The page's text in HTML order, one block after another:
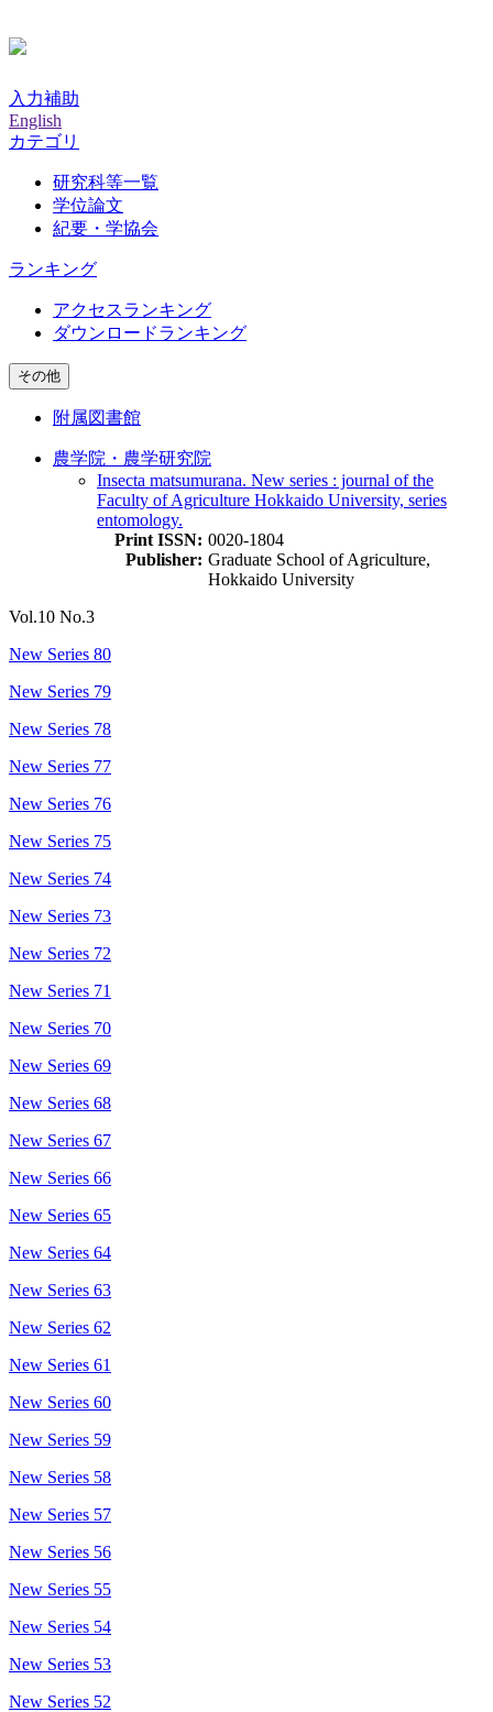
入力補助
English
カテゴリ
研究科等一覧
学位論文
紀要・学協会
ランキング
アクセスランキング
ダウンロードランキング
その他
附属図書館
農学院・農学研究院
Insecta matsumurana. New series : journal of the
Faculty of Agriculture Hokkaido University, series
entomology.
Print ISSN: 0020-1804
Publisher: Graduate School of Agriculture,
Hokkaido University
Vol.10 No.3
New Series 80
New Series 79
New Series 78
New Series 77
New Series 76
New Series 75
New Series 74
New Series 73
New Series 72
New Series 71
New Series 70
New Series 69
New Series 68
New Series 67
New Series 66
New Series 65
New Series 64
New Series 63
New Series 62
New Series 61
New Series 60
New Series 59
New Series 58
New Series 57
New Series 56
New Series 55
New Series 54
New Series 53
New Series 52